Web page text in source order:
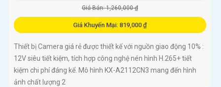
Giá Bán: 1,260,000 ₫
Giá Khuyến Mại: 819,000 ₫
Thiết bị Camera giá rẻ được thiết kế với nguồn giao động 10% :
12V siêu tiết kiệm, tích hợp công nghệ nén hình H.265+ tiết
kiệm chi phí đáng kể. Mô hình KX-A2112CN3 mang đến hình
ảnh chất lượng 2